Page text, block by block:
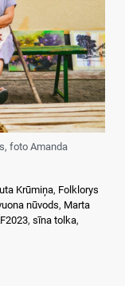
foto Amanda
Krūmiņa, Folklorys
nūvods, Marta
, sīna tolka,